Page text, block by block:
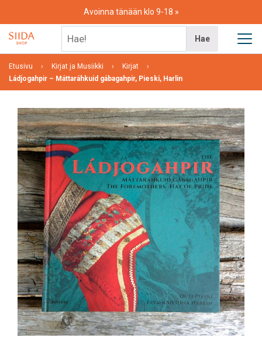
content
Avoinna tänään klo 9-18
Hae
Etusivu Kirjat ja Musiikki
Kirjat
Ládjogahpir – Máttaráhkuid gábagahpir, Pieski, Harlin